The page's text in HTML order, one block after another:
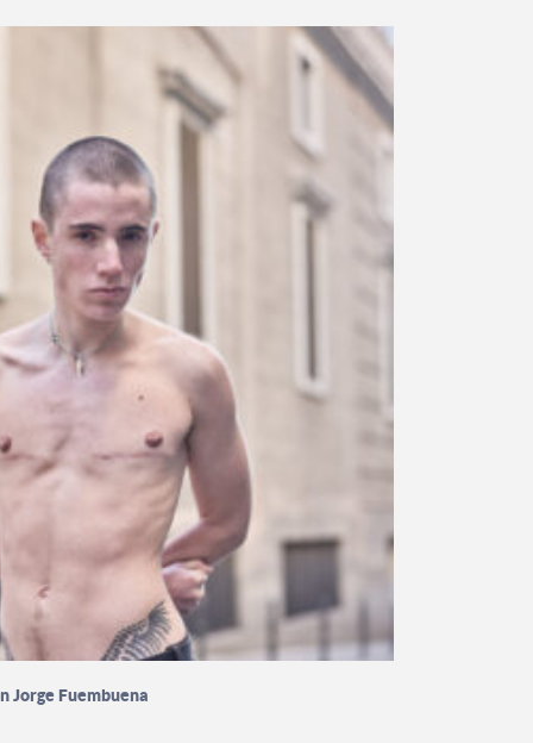
Jorge Fuembuena